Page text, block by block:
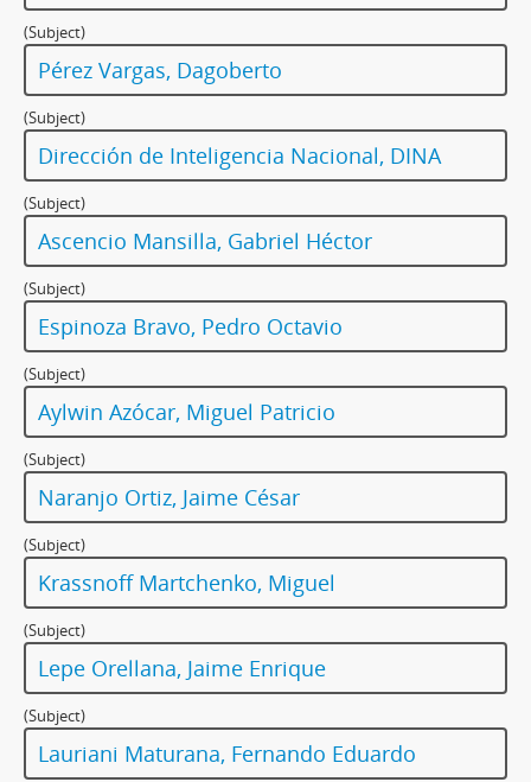
(Subject)
Pérez Vargas, Dagoberto
(Subject)
Dirección de Inteligencia Nacional, DINA
(Subject)
Ascencio Mansilla, Gabriel Héctor
(Subject)
Espinoza Bravo, Pedro Octavio
(Subject)
Aylwin Azócar, Miguel Patricio
(Subject)
Naranjo Ortiz, Jaime César
(Subject)
Krassnoff Martchenko, Miguel
(Subject)
Lepe Orellana, Jaime Enrique
(Subject)
Lauriani Maturana, Fernando Eduardo